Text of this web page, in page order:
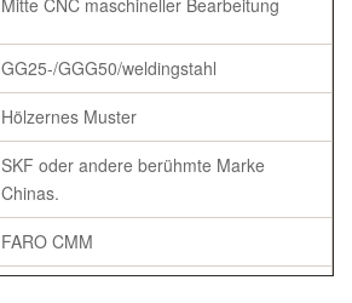
Mitte CNC maschineller Bearbeitung
GG25-/GGG50/weldingstahl
Hölzernes Muster
SKF oder andere berühmte Marke
Chinas.
FARO CMM